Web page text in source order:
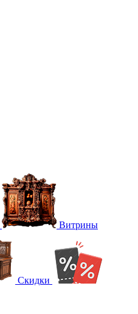
Витрины
Скидки